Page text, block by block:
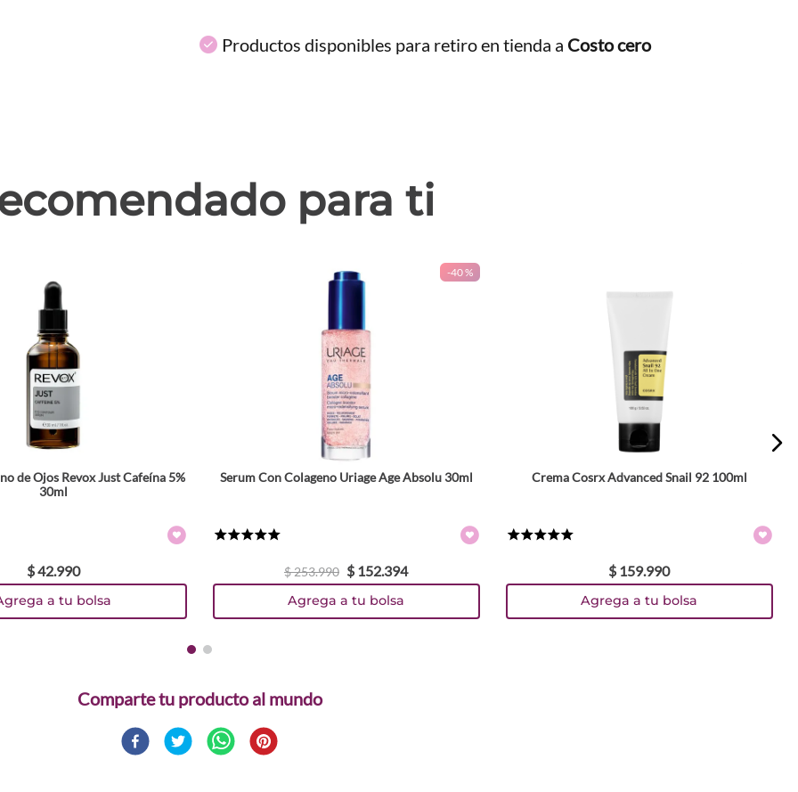
Productos disponibles para retiro en tienda a Costo cero
para ti
de Ojos Revox Just Cafeína 5%
30ml
$42.990
a tu bolsa
-40 %
Serum Con Colageno Uriage Age Absolu 30ml
$253.990 $ 152.394
Agrega a tu bolsa
Crema Cosrx Advanced Snail 92 100ml
$ 159.990
Agrega a tu bolsa
Comparte